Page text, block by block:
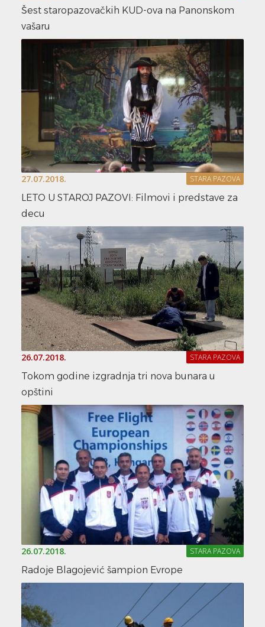
Šest staropazovačkih KUD-ova na Panonskom
vašaru
27.07.2018. STARA PAZOVA
LETO U STAROJ PAZOVI: Filmovi i predstave za
decu
26.07.2018. STARA PAZOVA
Tokom godine izgradnja tri nova bunara u
opštini
26.07.2018. STARA PAZOVA
Radoje Blagojević šampion Evrope